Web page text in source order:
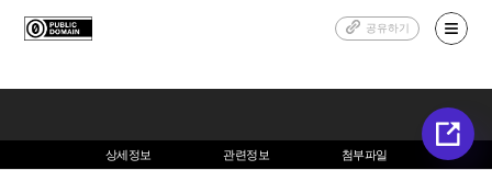
공유하기
상세정보 관련정보 첨부파일
소개